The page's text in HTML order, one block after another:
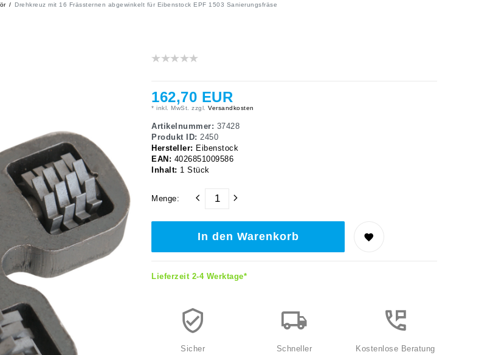
Drehkreuz mit 16 Frässternen abgewinkelt für Eibenstock EPF 1503 Sanierungsfräse
162,70 EUR
* inkl. MwSt. zzgl. Versandkosten
Artikelnummer: 37428
Produkt ID: 2450
Hersteller: Eibenstock
EAN: 4026851009586
Inhalt: 1 Stück
Menge:
In den Warenkorb
Lieferzeit 2-4 Werktage*
Sicher
Schneller
Kostenlose Beratung